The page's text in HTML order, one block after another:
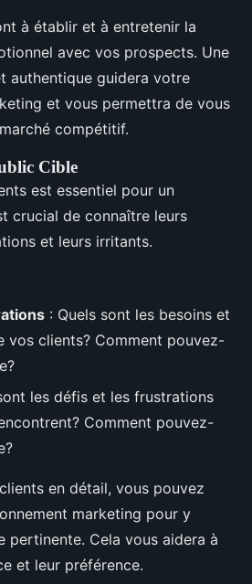
à établir et à entretenir la
avec vos prospects. Une
authentique guidera votre
et vous permettra de vous
compétitif.
Cible
est essentiel pour un
crucial de connaître leurs
et leurs irritants.
: Quels sont les besoins et
vos clients? Comment pouvez-
les défis et les frustrations
Comment pouvez-
en détail, vous pouvez
marketing pour y
pertinente. Cela vous aidera à
et leur préférence.